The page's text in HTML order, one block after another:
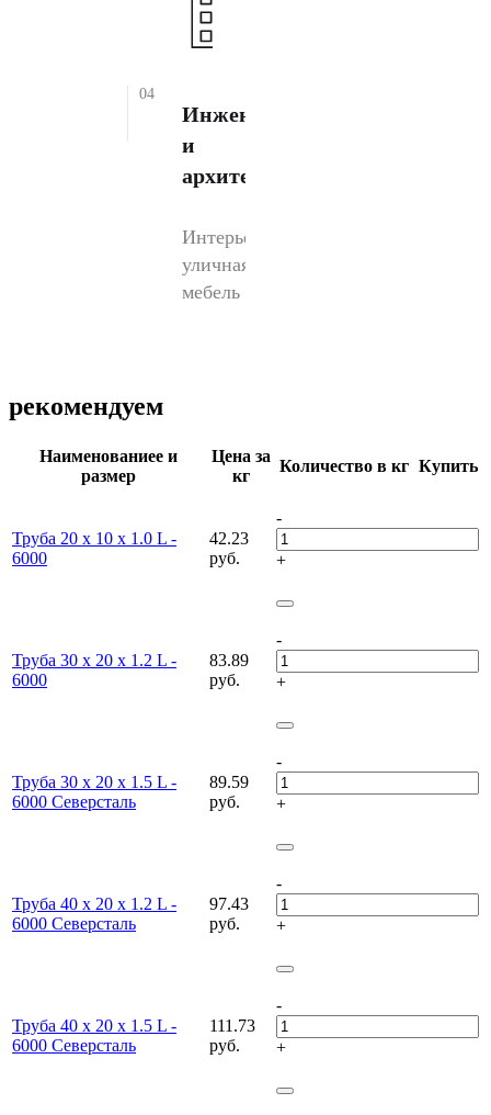
04
Инженерии
и
архитектуре
Интерьеры,
уличная
мебель
рекомендуем
Наименованиеe и
размер
Цена за
кг
Количество в кг Купить
Труба 20 х 10 х 1.0 L -
6000
42.23
руб.
-
+
Труба 30 х 20 х 1.2 L -
6000
83.89
руб.
-
+
Труба 30 х 20 х 1.5 L -
6000 Северсталь
89.59
руб.
-
+
Труба 40 х 20 х 1.2 L -
6000 Северсталь
97.43
руб.
-
+
Труба 40 х 20 х 1.5 L -
6000 Северсталь
111.73
руб.
-
+